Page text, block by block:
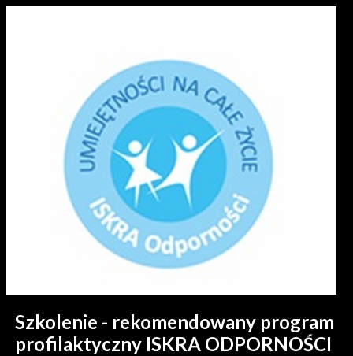
Szkolenie - rekomendowany program
profilaktyczny ISKRA ODPORNOŚCI